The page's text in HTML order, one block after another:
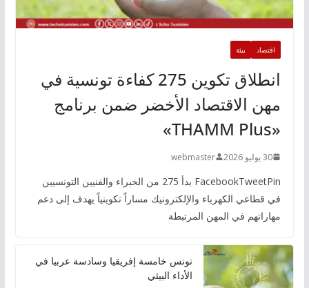
اقتصاد بيئة
انطلاق تكوين 275 كفاءة تونسية في
مهن الاقتصاد الأخضر ضمن برنامج
«THAMM Plus»
30 يوليو 2026 webmaster
FacebookTweetPin بدأ 275 من الخبراء والفنيين التونسيين
في قطاعي الكهرباء والإلكترونيك مساراً تكوينياً يهدف إلى دعم
مهاراتهم في المهن المرتبطة
تونس خامسة إفريقيا وسادسة عربيا في
الأداء البيئي